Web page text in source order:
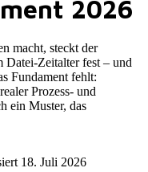
2026
macht, steckt der
Datei-Zeitalter fest – und
Fundament fehlt:
Prozess- und
ein Muster, das
18. Juli 2026